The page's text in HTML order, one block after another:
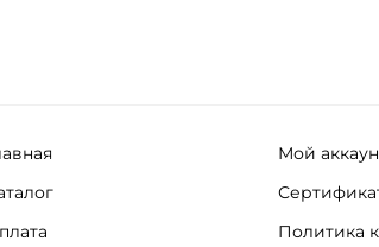
Мой
Политика